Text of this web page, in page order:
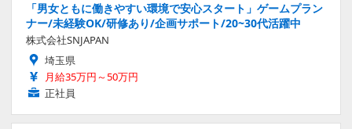
「男女ともに働きやすい環境で安心スタート」ゲームプラン
ナー/未経験OK/研修あり/企画サポート/20~30代活躍中
株式会社SNJAPAN
埼玉県
月給35万円～50万円
正社員